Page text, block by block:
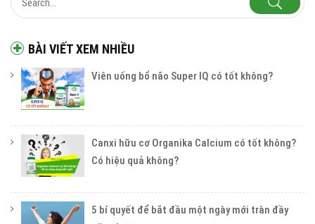
BÀI VIẾT XEM NHIỀU
Viên uống bổ não Super IQ có tốt không?
Canxi hữu cơ Organika Calcium có tốt không?
Có hiệu quả không?
5 bí quyết để bắt đầu một ngày mới tràn đầy